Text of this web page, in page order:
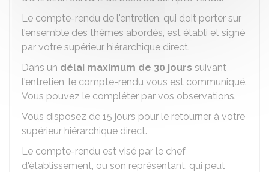
Le compte-rendu de l'entretien, qui doit porter sur
l'ensemble des thèmes abordés, est établi et signé
par votre supérieur hiérarchique direct.
Dans un délai maximum de 30 jours suivant
l'entretien, le compte-rendu vous est communiqué.
Vous pouvez le compléter par vos observations.
Vous disposez de 15 jours pour le retourner à votre
supérieur hiérarchique direct.
Le compte-rendu est visé par le chef
d'établissement, ou son représentant, qui peut